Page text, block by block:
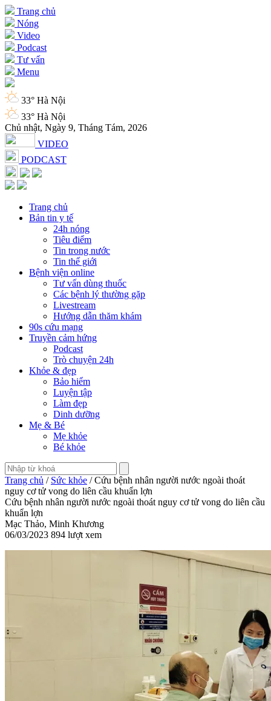
Trang chủ
Nóng
Video
Podcast
Tư vấn
Menu
33° Hà Nội
33° Hà Nội
Chủ nhật, Ngày 9, Tháng Tám, 2026
VIDEO
PODCAST
Trang chủ
Bản tin y tế
24h nóng
Tiêu điểm
Tin trong nước
Tin thế giới
Bệnh viện online
Tư vấn dùng thuốc
Các bệnh lý thường gặp
Livestream
Hướng dẫn thăm khám
90s cứu mạng
Truyền cảm hứng
Podcast
Trò chuyện 24h
Khỏe & đẹp
Bảo hiểm
Luyện tập
Làm đẹp
Dinh dưỡng
Mẹ & Bé
Mẹ khỏe
Bé khỏe
Trang chủ / Sức khỏe / Cứu bệnh nhân người nước ngoài thoát
nguy cơ tử vong do liên cầu khuẩn lợn
Cứu bệnh nhân người nước ngoài thoát nguy cơ tử vong do liên cầu
khuẩn lợn
Mạc Thảo, Minh Khương
06/03/2023 894 lượt xem